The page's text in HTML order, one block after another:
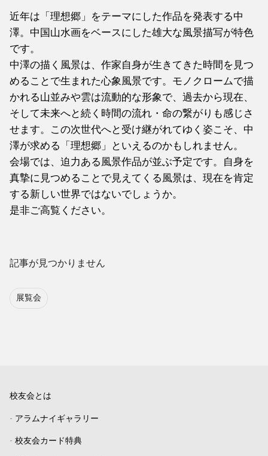
近年は「理想郷」をテーマにした作品を発表する中
澤。中国山水画をベースにした雄大な風景描写が特色
です。
中澤の描く風景は、作家自身が生きてきた時間を見つ
めることで生まれた心象風景です。モノクロームで描
かれる山並みや雲は流動的な形象で、過去から現在、
そして未来へと続く時間の流れ・命の繋がりも感じさ
せます。この次世代へと受け継がれてゆく姿こそ、中
澤が求める「理想郷」といえるのかもしれません。
会場では、迫力ある風景作品が並ぶ予定です。自身を
真摯に見つめることで見えてくる風景は、現在を肯定
する新しい世界ではないでしょうか。
是非ご高覧ください。
記事が見つかりません
展覧会
校友会とは
- アラムナイギャラリー
- 校友会カード特典